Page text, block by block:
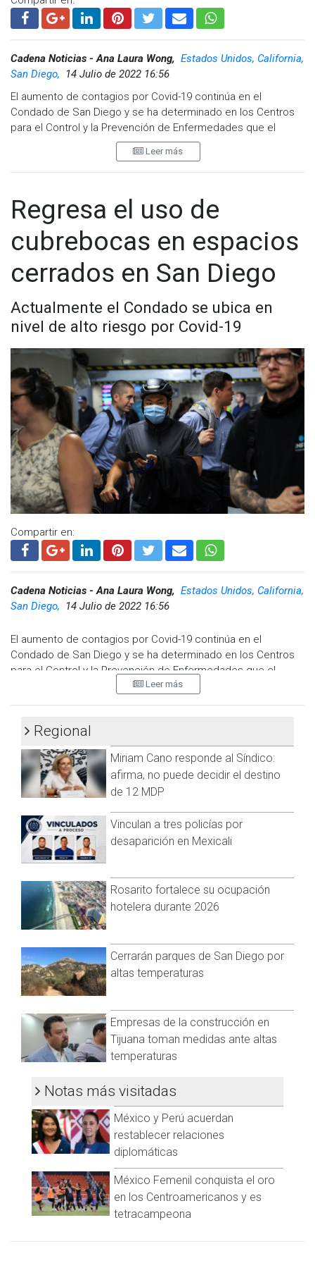
Cadena Noticias - Ana Laura Wong, Estados Unidos, California,
San Diego,
14 Julio de 2022 16:56
El aumento de contagios por Covid-19 continúa en el
Condado de San Diego y se ha determinado en los Centros
para el Control y la Prevención de Enfermedades que el
Condado se encuentra en nivel de alto riesgo.
San Diego había estado en la categoría de riesgo medio
en hospitalizaciones y nuevos casos han llevado al nivel de
riesgo.
Lo anterior, significa que los habitantes deberán usar
cubrebocas en espacios cerrados, aplicarse los refuerzos y
quedarse en casa si está enfermo.
En los últimos tres días se reportaron 5 mil 576 casos de
COVID-19 y ahora suman 857 mil 182 casos confirmados.
www.cadenanoticias.com
@cadena_noticias|
Facebook:
@cadenanoticiasmx| Instagram:
@cadena_noticias| TikTok:@CadenaNoticias| Telegram:
https://t.me/GrupoCadenaResumen|
Leer más
Regresa el uso de
cubrebocas en espacios
cerrados en San Diego
Actualmente el Condado se ubica en
nivel de alto riesgo por Covid-19
Compartir en:
Cadena Noticias - Ana Laura Wong, Estados Unidos, California,
San Diego,
14 Julio de 2022 16:56
El aumento de contagios por Covid-19 continúa en el
Condado de San Diego y se ha determinado en los Centros
para el Control y la Prevención de Enfermedades que el
Condado se encuentra en nivel de alto riesgo.
desde finales de mayo, sin embargo, los aumentos recientes
en hospitalizaciones y nuevos casos han llevado al nivel de
riesgo.
Lo anterior, significa que los habitantes deberán usar
cubrebocas en espacios cerrados, aplicarse los refuerzos y
quedarse en casa si está enfermo.
En los últimos tres días se reportaron 5 mil 576 casos de
COVID-19 y ahora suman 857 mil 182 casos confirmados.
Visita y accede a todo nuestro contenido |
www.cadenanoticias.com
@cadena_noticias
Facebook:@cadenanoticiasmx| Instagram:
@cadena_noticias| TikTok:
https://t.me/GrupoCadenaResumen|
Leer más
Regional
Miriam Cano responde al Síndico:
afirma, no puede decidir el destino
de 12 MDP
Vinculan a tres policías por
desaparición en Mexicali
Rosarito fortalece su ocupación
hotelera durante 2026
Cerrarán parques de San Diego por
altas temperaturas
Empresas de la construcción en
Tijuana toman medidas ante altas
temperaturas
Notas más visitadas
México y Perú acuerdan
restablecer relaciones
diplomáticas
México Femenil conquista el oro
en los Centroamericanos y es
tetracampeona